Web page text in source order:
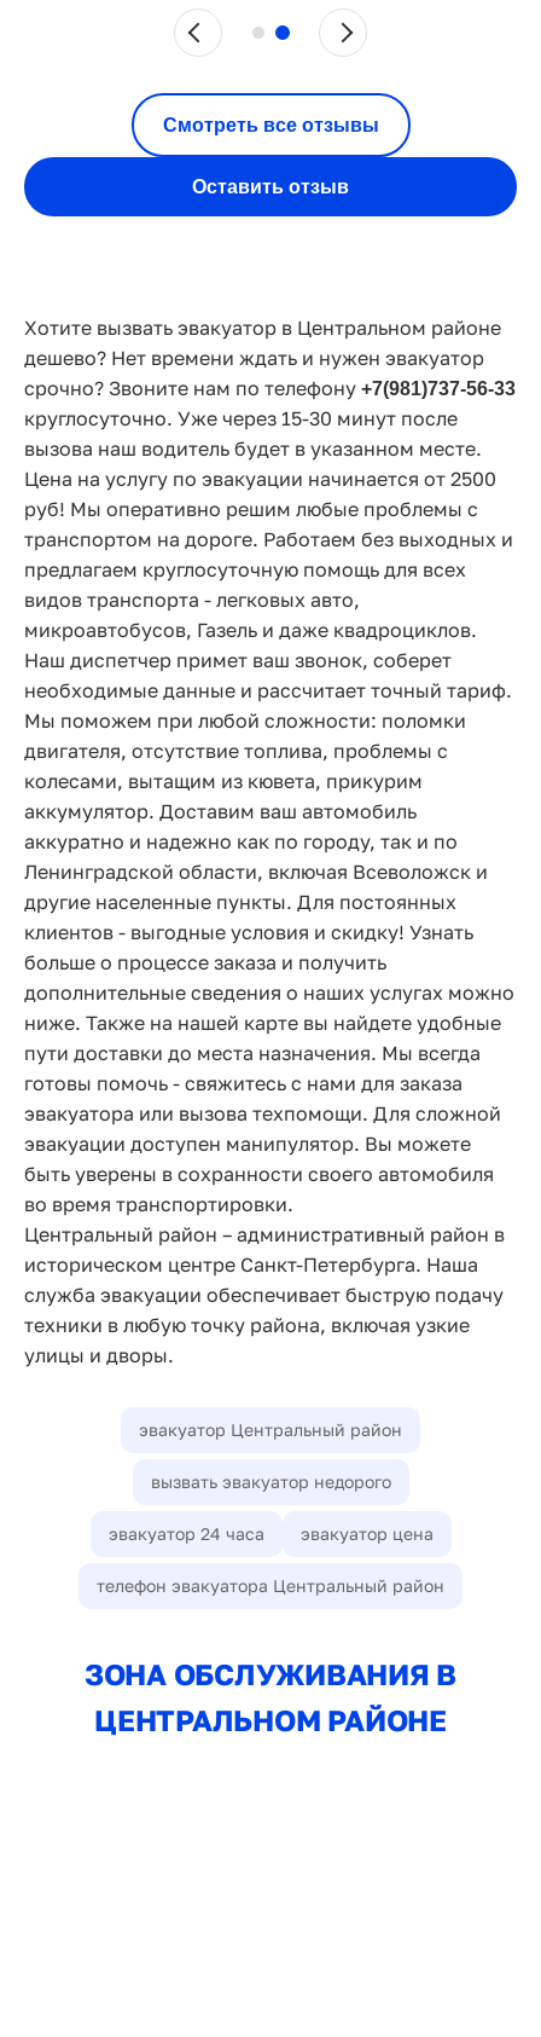
Смотреть все отзывы
Оставить отзыв
Хотите вызвать эвакуатор в Центральном районе
дешево? Нет времени ждать и нужен эвакуатор
срочно? Звоните нам по телефону +7(981)737-56-33
круглосуточно. Уже через 15-30 минут после
вызова наш водитель будет в указанном месте.
Цена на услугу по эвакуации начинается от 2500
руб! Мы оперативно решим любые проблемы с
транспортом на дороге. Работаем без выходных и
предлагаем круглосуточную помощь для всех
видов транспорта - легковых авто,
микроавтобусов, Газель и даже квадроциклов.
Наш диспетчер примет ваш звонок, соберет
необходимые данные и рассчитает точный тариф.
Мы поможем при любой сложности: поломки
двигателя, отсутствие топлива, проблемы с
колесами, вытащим из кювета, прикурим
аккумулятор. Доставим ваш автомобиль
аккуратно и надежно как по городу, так и по
Ленинградской области, включая Всеволожск и
другие населенные пункты. Для постоянных
клиентов - выгодные условия и скидку! Узнать
больше о процессе заказа и получить
дополнительные сведения о наших услугах можно
ниже. Также на нашей карте вы найдете удобные
пути доставки до места назначения. Мы всегда
готовы помочь - свяжитесь с нами для заказа
эвакуатора или вызова техпомощи. Для сложной
эвакуации доступен манипулятор. Вы можете
быть уверены в сохранности своего автомобиля
во время транспортировки.
Центральный район – административный район в
историческом центре Санкт-Петербурга. Наша
служба эвакуации обеспечивает быструю подачу
техники в любую точку района, включая узкие
улицы и дворы.
эвакуатор Центральный район
вызвать эвакуатор недорого
эвакуатор 24 часа эвакуатор цена
телефон эвакуатора Центральный район
ЗОНА ОБСЛУЖИВАНИЯ В
ЦЕНТРАЛЬНОМ РАЙОНЕ